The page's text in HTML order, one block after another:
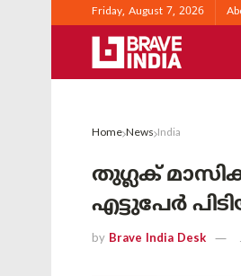
Friday, August 7, 2026
Home News India
തുഗ്ലക്
എട്ടുപേർ
by Brave India Desk